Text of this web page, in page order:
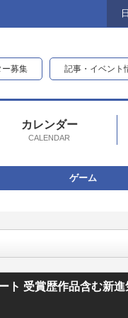
ー募集 記事・イベント
カレンダー
CALENDAR
ゲーム
の12作品が！【BitSummit関連
ト 受賞歴作品含む新進